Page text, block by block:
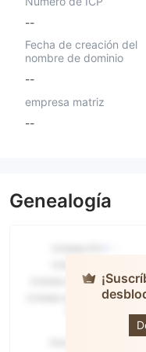
--
Fecha de creación del
nombre de dominio
--
empresa matriz
--
Genealogía